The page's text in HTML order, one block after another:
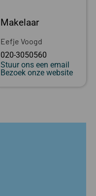
Makelaar
Eefje Voogd
020-3050560
Stuur ons een email
Bezoek onze website